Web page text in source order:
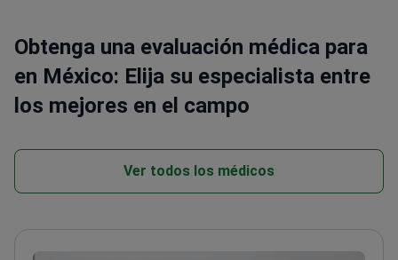
Obtenga una evaluación médica para
en México: Elija su especialista entre
los mejores en el campo
Ver todos los médicos